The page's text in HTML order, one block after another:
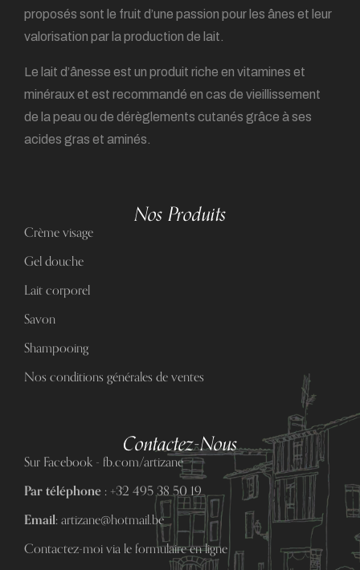
proposés sont le fruit d’une passion pour les ânes et leur
valorisation par la production de lait.
Le lait d’ânesse est un produit riche en vitamines et
minéraux et est recommandé en cas de vieillissement
de la peau ou de dérèglements cutanés grâce à ses
acides gras et aminés.
Nos Produits
Crème visage
Gel douche
Lait corporel
Savon
Shampooing
Nos conditions générales de ventes
Contactez-Nous
Sur Facebook - fb.com/artizane
Par téléphone :+32 495 38 50 19
Email:artizane@hotmail.be
Contactez-moi via le formulaire en ligne